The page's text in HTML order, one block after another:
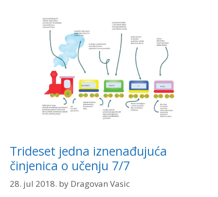
Trideset jedna iznenađujuća
činjenica o učenju 7/7
28. jul 2018. by Dragovan Vasic